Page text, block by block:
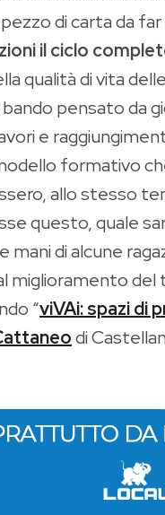
di carta da
il ciclo
qualità di vita
pensato da
e
formativo
allo stesso
questo, quale
di alcune
miglioramento
“viVAi: spazi di
di